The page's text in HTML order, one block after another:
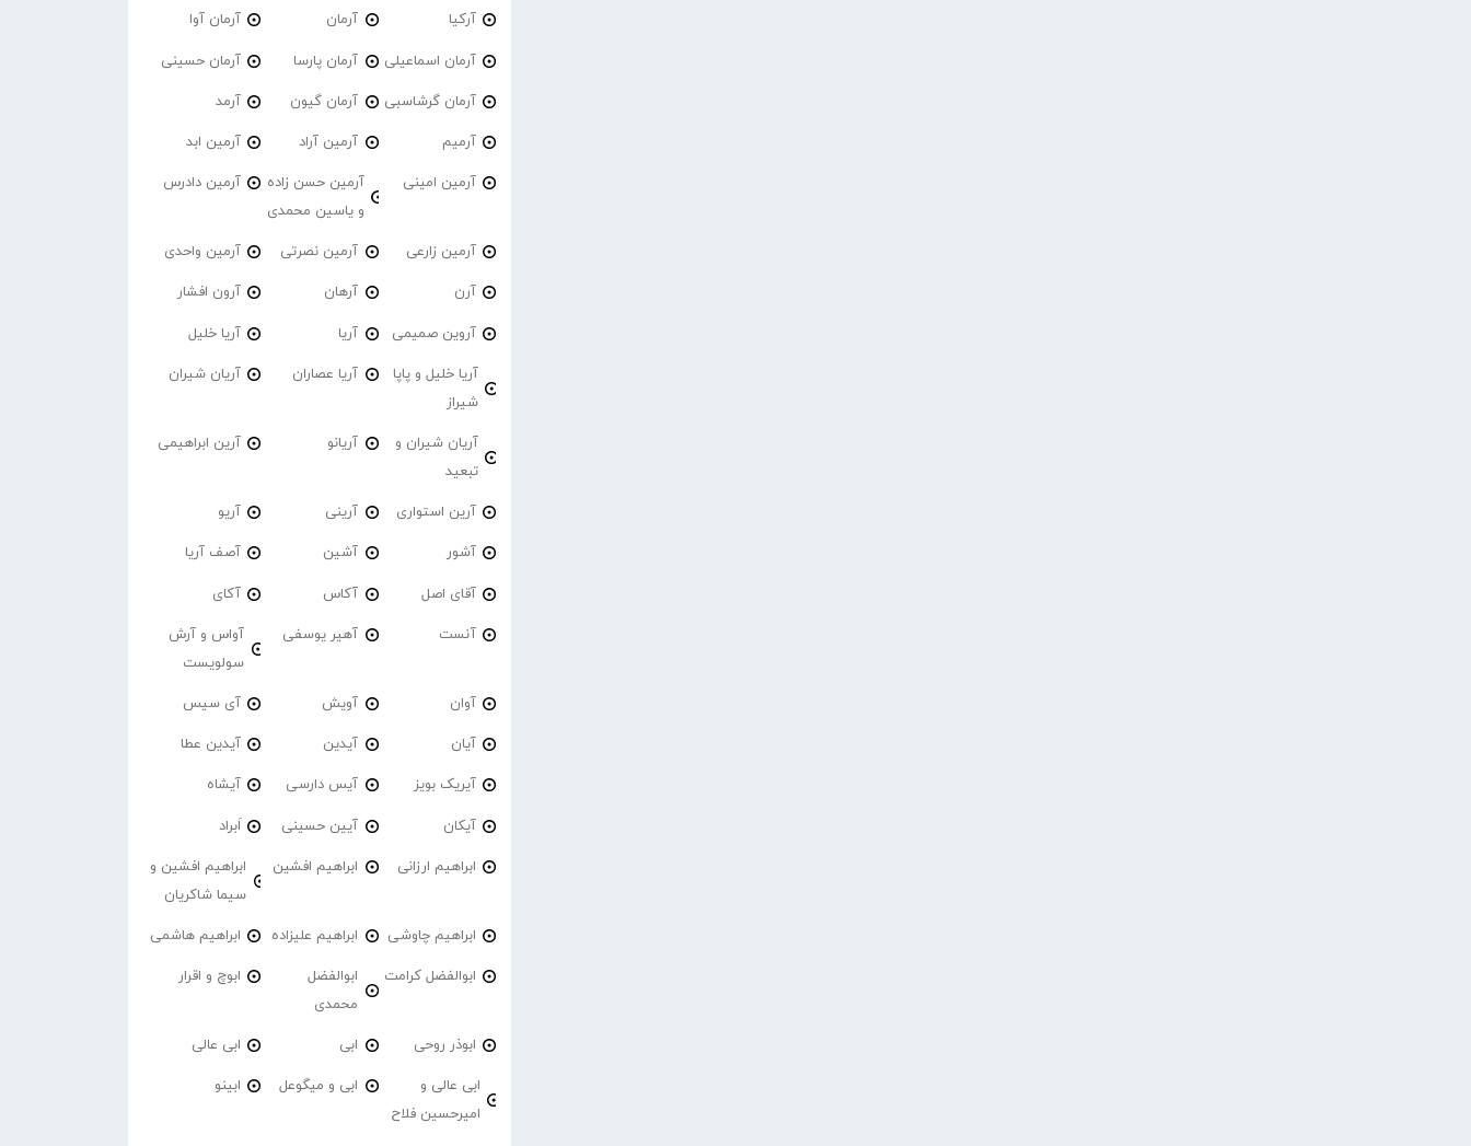
آرکیا آرمان آرمان آوا
آرمان اسماعیلی آرمان پارسا آرمان حسینی
آرمان گرشاسبی آرمان گیون آرمد
آرمیم آرمین آراد آرمین ابد
آرمین امینی
آرمین حسن زاده
و یاسین محمدی
آرمین دادرس
آرمین زارعی آرمین نصرتی آرمین واحدی
آرن آرهان آرون افشار
آروین صمیمی آریا آریا خلیل
آریا خلیل و پاپا
شیراز
آریا عصاران آریان شیران
آریان شیران و
تبعید
آریانو آرین ابراهیمی
آرین استواری آرینی آریو
آشور آشین آصف آریا
آقای اصل آکاس آکای
آنست آهیر یوسفی
آواس و آرش
سولویست
آوان آویش آی سیس
آیان آیدین آیدین عطا
آیریک بویز آیس دارسی آیشاه
آیکان آیین حسینی اَبراد
ابراهیم ارزانی ابراهیم افشین
ابراهیم افشین و
سیما شاکریان
ابراهیم چاوشی ابراهیم علیزاده ابراهیم هاشمی
ابوالفضل کرامت
ابوالفضل
محمدی
ابوچ و اقرار
ابوذر روحی ابی ابی عالی
ابی عالی و
امیرحسین فلاح
ابی و میگوعل ابینو